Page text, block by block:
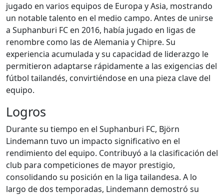
jugado en varios equipos de Europa y Asia, mostrando
un notable talento en el medio campo. Antes de unirse
a Suphanburi FC en 2016, había jugado en ligas de
renombre como las de Alemania y Chipre. Su
experiencia acumulada y su capacidad de liderazgo le
permitieron adaptarse rápidamente a las exigencias del
fútbol tailandés, convirtiéndose en una pieza clave del
equipo.
Logros
Durante su tiempo en el Suphanburi FC, Björn
Lindemann tuvo un impacto significativo en el
rendimiento del equipo. Contribuyó a la clasificación del
club para competiciones de mayor prestigio,
consolidando su posición en la liga tailandesa. A lo
largo de dos temporadas, Lindemann demostró su